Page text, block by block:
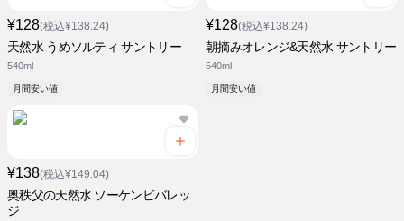
¥128(税込¥138.24)
天然水 うめソルティ サントリー
540ml
月間安い値
¥128(税込¥138.24)
朝摘みオレンジ&天然水 サントリー
540ml
月間安い値
¥138(税込¥149.04)
奥秩父の天然水 ソーケンビバレッ
ジ